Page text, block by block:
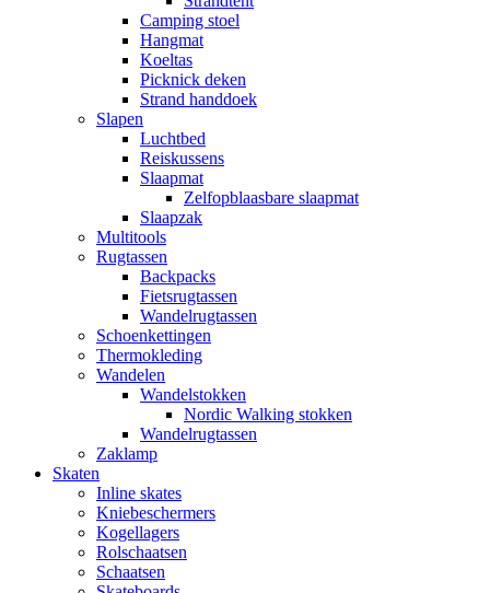
Camping stoel
Hangmat
Koeltas
Picknick deken
Strand handdoek
Slapen
Luchtbed
Reiskussens
Slaapmat
Zelfopblaasbare slaapmat
Slaapzak
Multitools
Rugtassen
Backpacks
Fietsrugtassen
Wandelrugtassen
Schoenkettingen
Thermokleding
Wandelen
Wandelstokken
Nordic Walking stokken
Wandelrugtassen
Zaklamp
Skaten
Inline skates
Kniebeschermers
Kogellagers
Rolschaatsen
Schaatsen